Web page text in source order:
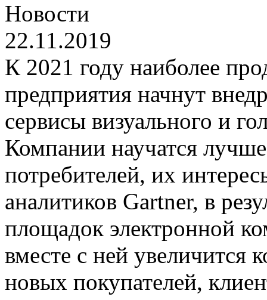
Новости
22.11.2019
К 2021 году наиболее
предприятия начнут
сервисы визуального и
Компании научатся
потребителей, их
аналитиков Gartner, в
площадок электронной
вместе с ней увеличится
новых покупателей,